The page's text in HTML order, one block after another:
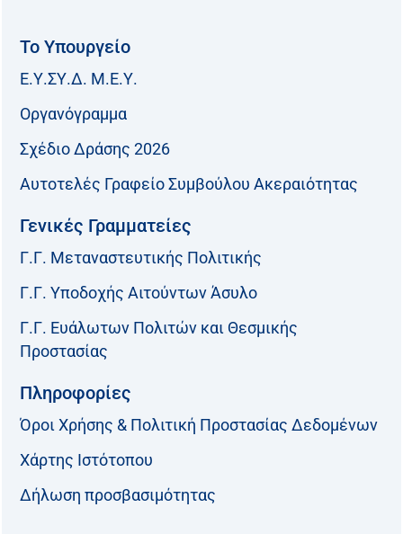
Το Υπουργείο
Ε.Υ.ΣΥ.Δ. Μ.Ε.Υ.
Οργανόγραμμα
Σχέδιο Δράσης 2026
Αυτοτελές Γραφείο Συμβούλου Ακεραιότητας
Γενικές Γραμματείες
Γ.Γ. Μεταναστευτικής Πολιτικής
Γ.Γ. Υποδοχής Αιτούντων Άσυλο
Γ.Γ. Ευάλωτων Πολιτών και Θεσμικής
Προστασίας
Πληροφορίες
Όροι Χρήσης & Πολιτική Προστασίας Δεδομένων
Χάρτης Ιστότοπου
Δήλωση προσβασιμότητας